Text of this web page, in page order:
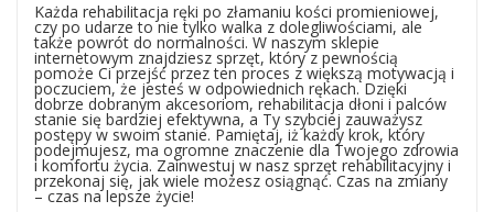
Każda rehabilitacja ręki po złamaniu kości promieniowej,
czy po udarze to nie tylko walka z dolegliwościami, ale
także powrót do normalności. W naszym sklepie
internetowym znajdziesz sprzęt, który z pewnością
pomoże Ci przejść przez ten proces z większą motywacją i
poczuciem, że jesteś w odpowiednich rękach. Dzięki
dobrze dobranym akcesoriom, rehabilitacja dłoni i palców
stanie się bardziej efektywna, a Ty szybciej zauważysz
postępy w swoim stanie. Pamiętaj, iż każdy krok, który
podejmujesz, ma ogromne znaczenie dla Twojego zdrowia
i komfortu życia. Zainwestuj w nasz sprzęt rehabilitacyjny i
przekonaj się, jak wiele możesz osiągnąć. Czas na zmiany
– czas na lepsze życie!